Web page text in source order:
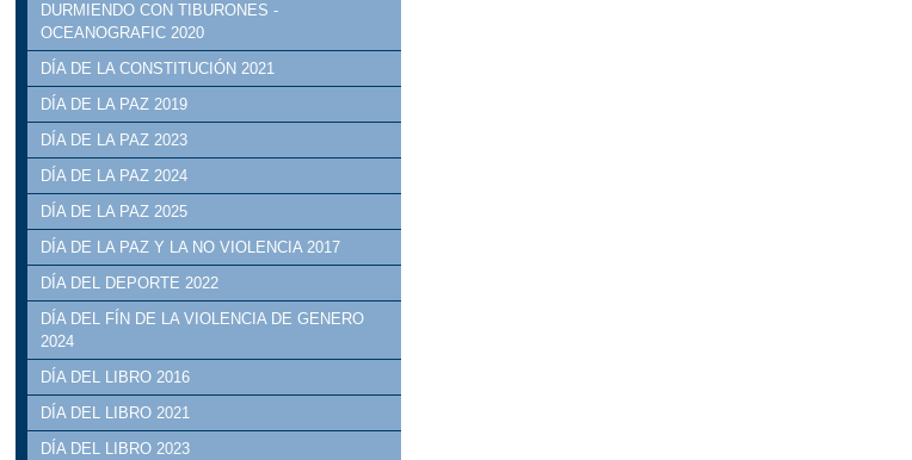
DURMIENDO CON TIBURONES -
OCEANOGRAFIC 2020
DÍA DE LA CONSTITUCIÓN 2021
DÍA DE LA PAZ 2019
DÍA DE LA PAZ 2023
DÍA DE LA PAZ 2024
DÍA DE LA PAZ 2025
DÍA DE LA PAZ Y LA NO VIOLENCIA 2017
DÍA DEL DEPORTE 2022
DÍA DEL FÍN DE LA VIOLENCIA DE GENERO
2024
DÍA DEL LIBRO 2016
DÍA DEL LIBRO 2021
DÍA DEL LIBRO 2023